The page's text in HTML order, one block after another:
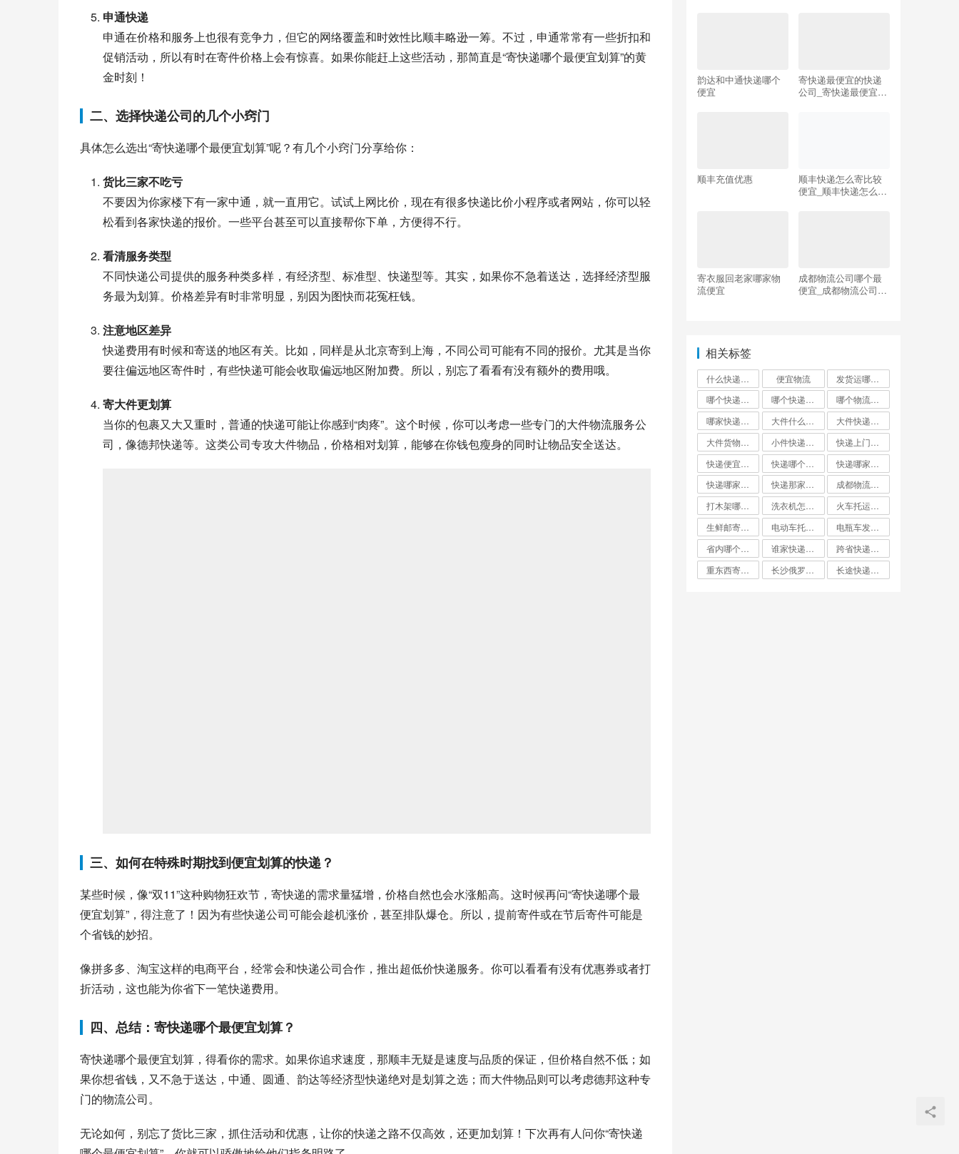
申通快递
申通在价格和服务上也很有竞争力，但它的网络覆盖和时效性比顺丰略逊一筹。不过，申通常常有一些折扣和
促销活动，所以有时在寄件价格上会有惊喜。如果你能赶上这些活动，那简直是“寄快递哪个最便宜划算”的黄
金时刻！
二、选择快递公司的几个小窍门
具体怎么选出“寄快递哪个最便宜划算”呢？有几个小窍门分享给你：
货比三家不吃亏
不要因为你家楼下有一家中通，就一直用它。试试上网比价，现在有很多快递比价小程序或者网站，你可以轻
松看到各家快递的报价。一些平台甚至可以直接帮你下单，方便得不行。
看清服务类型
不同快递公司提供的服务种类多样，有经济型、标准型、快递型等。其实，如果你不急着送达，选择经济型服
务最为划算。价格差异有时非常明显，别因为图快而花冤枉钱。
注意地区差异
快递费用有时候和寄送的地区有关。比如，同样是从北京寄到上海，不同公司可能有不同的报价。尤其是当你
要往偏远地区寄件时，有些快递可能会收取偏远地区附加费。所以，别忘了看看有没有额外的费用哦。
寄大件更划算
当你的包裹又大又重时，普通的快递可能让你感到“肉疼”。这个时候，你可以考虑一些专门的大件物流服务公
司，像德邦快递等。这类公司专攻大件物品，价格相对划算，能够在你钱包瘦身的同时让物品安全送达。
三、如何在特殊时期找到便宜划算的快递？
某些时候，像“双11”这种购物狂欢节，寄快递的需求量猛增，价格自然也会水涨船高。这时候再问“寄快递哪个最
便宜划算”，得注意了！因为有些快递公司可能会趁机涨价，甚至排队爆仓。所以，提前寄件或在节后寄件可能是
个省钱的妙招。
像拼多多、淘宝这样的电商平台，经常会和快递公司合作，推出超低价快递服务。你可以看看有没有优惠券或者打
折活动，这也能为你省下一笔快递费用。
四、总结：寄快递哪个最便宜划算？
寄快递哪个最便宜划算，得看你的需求。如果你追求速度，那顺丰无疑是速度与品质的保证，但价格自然不低；如
果你想省钱，又不急于送达，中通、圆通、韵达等经济型快递绝对是划算之选；而大件物品则可以考虑德邦这种专
门的物流公司。
无论如何，别忘了货比三家，抓住活动和优惠，让你的快递之路不仅高效，还更加划算！下次再有人问你“寄快递
韵达和中通快递哪个
便宜
寄快递最便宜的快递
公司_寄快递最便宜的
顺丰充值优惠
顺丰快递怎么寄比较
便宜_顺丰快递怎么寄
寄衣服回老家哪家物
流便宜
成都物流公司哪个最
便宜_成都物流公司哪
相关标签
便宜物流
哪个快递便宜
哪个快递最便宜?
哪个物流发货最便宜
快递哪家比较便宜又快
快递那家最便宜又安全
成都物流公司哪个最便宜